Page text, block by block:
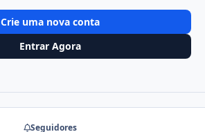
Crie uma nova conta
Entrar Agora
Seguidores